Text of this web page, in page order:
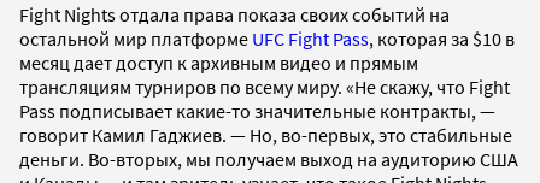
Fight Nights отдала права показа своих событий на
остальной мир платформе UFC Fight Pass, которая за $10 в
месяц дает доступ к архивным видео и прямым
трансляциям турниров по всему миру. «Не скажу, что Fight
Pass подписывает какие-то значительные контракты, —
говорит Камил Гаджиев. — Но, во-первых, это стабильные
деньги. Во-вторых, мы получаем выход на аудиторию США